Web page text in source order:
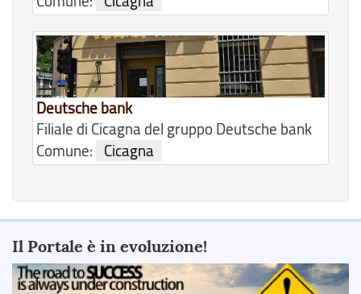
Deutsche bank
Filiale di Cicagna del gruppo Deutsche bank
Comune:
Cicagna
Il Portale è in evoluzione!